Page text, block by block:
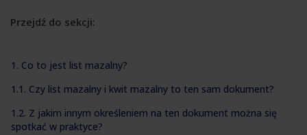
Przejdź do sekcji:
1. Co to jest list mazalny?
1.1. Czy list mazalny i kwit mazalny to ten sam dokument?
1.2. Z jakim innym określeniem na ten dokument można się
spotkać w praktyce?